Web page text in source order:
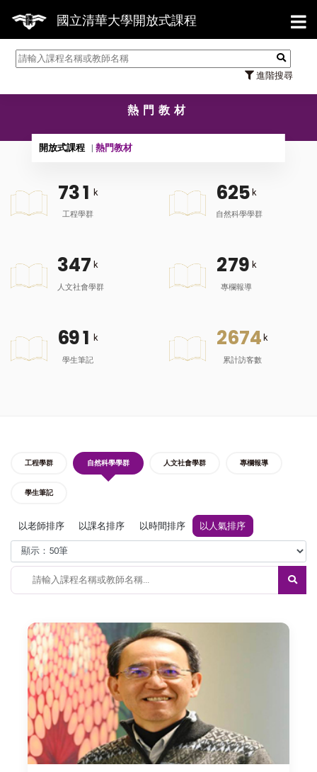
國立清華大學開放式課程
進階搜尋
【7/31
熱門教材
開放式課程 熱門教材
731 k
工程學群
625 k
自然科學學群
347 k
人文社會學群
279 k
專欄報導
691 k
學生筆記
2674 k
累計訪客數
工程學群 自然科學學群 人文社會學群 專欄報導
學生筆記
以老師排序 以課名排序 以時間排序 以人氣排序